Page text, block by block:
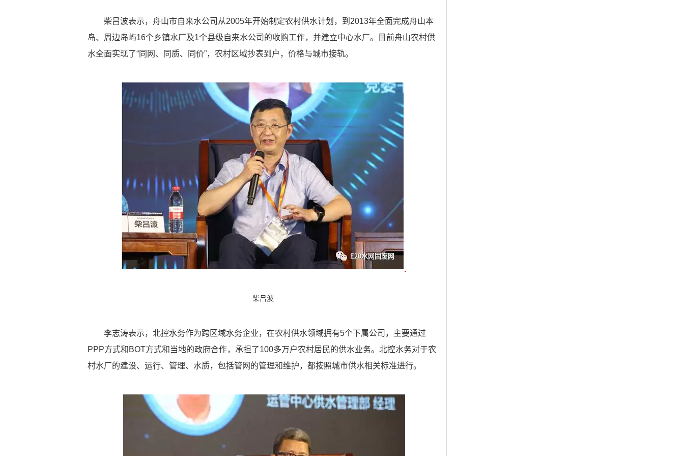
柴吕波表示，舟山市自来水公司从2005年开始制定农村供水计划，到2013年全面完成舟山本
岛、周边岛屿16个乡镇水厂及1个县级自来水公司的收购工作，并建立中心水厂。目前舟山农村供
水全面实现了“同网、同质、同价”，农村区域抄表到户，价格与城市接轨。
柴吕波
李志涛表示，北控水务作为跨区域水务企业，在农村供水领域拥有5个下属公司，主要通过
PPP方式和BOT方式和当地的政府合作，承担了100多万户农村居民的供水业务。北控水务对于农
村水厂的建设、运行、管理、水质，包括管网的管理和维护，都按照城市供水相关标准进行。